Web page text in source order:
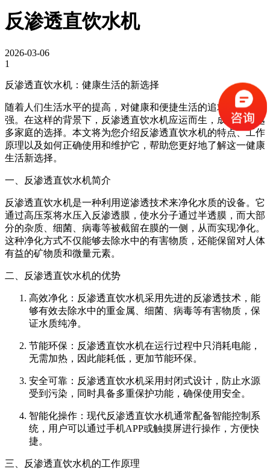
反渗透直饮水机
2026-03-06
1
反渗透直饮水机：健康生活的新选择
随着人们生活水平的提高，对健康和便捷生活的追求也日益增
强。在这样的背景下，反渗透直饮水机应运而生，成为越来越
多家庭的选择。本文将为您介绍反渗透直饮水机的特点、工作
原理以及如何正确使用和维护它，帮助您更好地了解这一健康
生活新选择。
一、反渗透直饮水机简介
反渗透直饮水机是一种利用逆渗透技术来净化水质的设备。它
通过高压泵将水压入反渗透膜，使水分子通过半透膜，而大部
分的杂质、细菌、病毒等被截留在膜的一侧，从而实现净化。
这种净化方式不仅能够去除水中的有害物质，还能保留对人体
有益的矿物质和微量元素。
二、反渗透直饮水机的优势
高效净化：反渗透直饮水机采用先进的反渗透技术，能
够有效去除水中的重金属、细菌、病毒等有害物质，保
证水质纯净。
节能环保：反渗透直饮水机在运行过程中只消耗电能，
无需加热，因此能耗低，更加节能环保。
安全可靠：反渗透直饮水机采用封闭式设计，防止水源
受到污染，同时具备多重保护功能，确保使用安全。
智能化操作：现代反渗透直饮水机通常配备智能控制系
统，用户可以通过手机APP或触摸屏进行操作，方便快
捷。
三、反渗透直饮水机的工作原理